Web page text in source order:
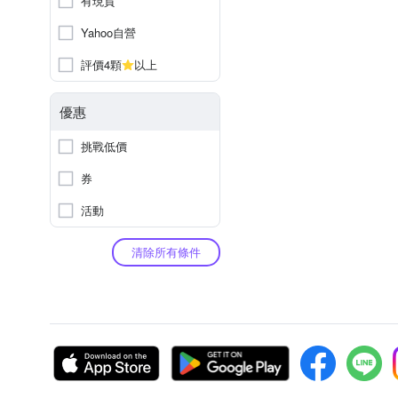
Yahoo自營
評價4顆
以上
優惠
挑戰低價
券
活動
清除所有條件